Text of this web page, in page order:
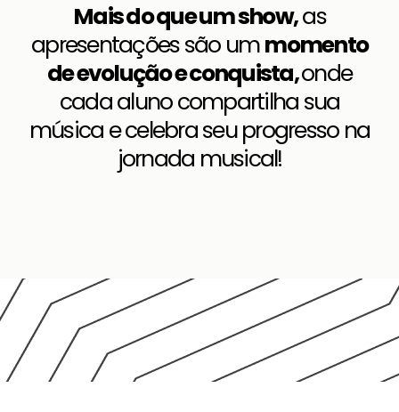
Mais do que um show,as
apresentações são ummomento
de evolução e conquista,onde
cada aluno compartilha sua
música e celebra seu progresso na
jornada musical!